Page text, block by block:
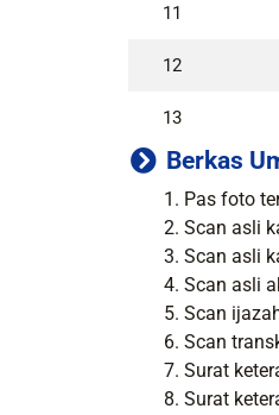
11
12
13
Berkas
Pas foto
Scan asli
Scan asli
Scan asli
Scan
Scan
Surat
Surat